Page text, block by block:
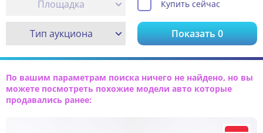
Площадка Купить сейчас
Тип аукциона Показать0
По вашим параметрам поиска ничего не найдено, но вы
можете посмотреть похожие модели авто которые
продавались ранее: